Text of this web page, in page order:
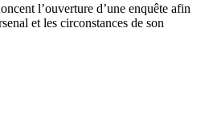
l’ouverture d’une enquête afin
et les circonstances de son